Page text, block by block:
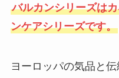
コ
バルカンシリーズは
ンケアシリーズです。
ヨーロッパの気品と